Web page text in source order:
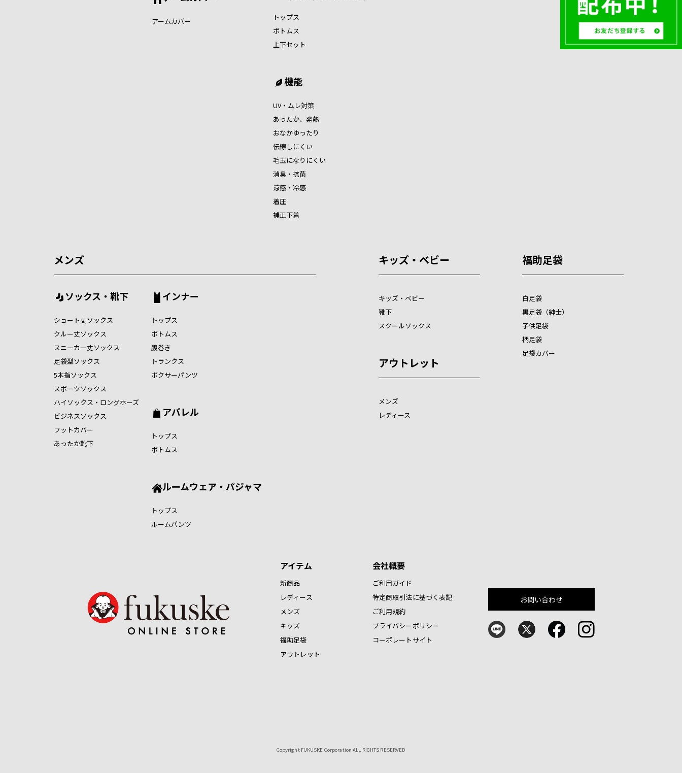
アームカバー
トップス
ボトムス
上下セット
機能
UV・ムレ対策
あったか、発熱
おなかゆったり
伝線しにくい
毛玉になりにくい
消臭・抗菌
涼感・冷感
着圧
補正下着
メンズ
ソックス・靴下
ショート丈ソックス
クルー丈ソックス
スニーカー丈ソックス
足袋型ソックス
5本指ソックス
スポーツソックス
ハイソックス・ロングホーズ
ビジネスソックス
フットカバー
あったか靴下
インナー
トップス
ボトムス
腹巻き
トランクス
ボクサーパンツ
アパレル
トップス
ボトムス
ルームウェア・パジャマ
トップス
ルームパンツ
キッズ・ベビー
キッズ・ベビー
靴下
スクールソックス
アウトレット
メンズ
レディース
福助足袋
白足袋
黒足袋（紳士）
子供足袋
柄足袋
足袋カバー
アイテム
新商品
レディース
メンズ
キッズ
福助足袋
アウトレット
会社概要
ご利用ガイド
特定商取引法に基づく表記
ご利用規約
プライバシーポリシー
コーポレートサイト
お問い合わせ
Copyright FUKUSKE Corporation ALL RIGHTS RESERVED